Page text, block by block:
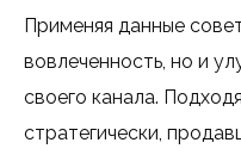
Применяя данные
вовлеченность, но и
своего канала.
стратегически,